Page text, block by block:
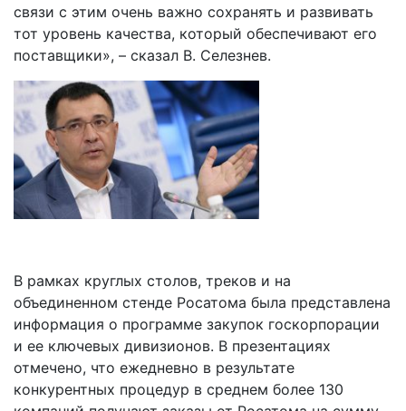
связи с этим очень важно сохранять и развивать
тот уровень качества, который обеспечивают его
поставщики», – сказал В. Селезнев.
В рамках круглых столов, треков и на
объединенном стенде Росатома была представлена
информация о программе закупок госкорпорации
и ее ключевых дивизионов. В презентациях
отмечено, что ежедневно в результате
конкурентных процедур в среднем более 130